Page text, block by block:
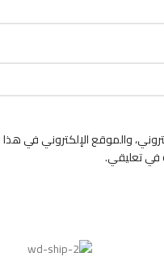
والموقع الإلكتروني في
في تعليقي.